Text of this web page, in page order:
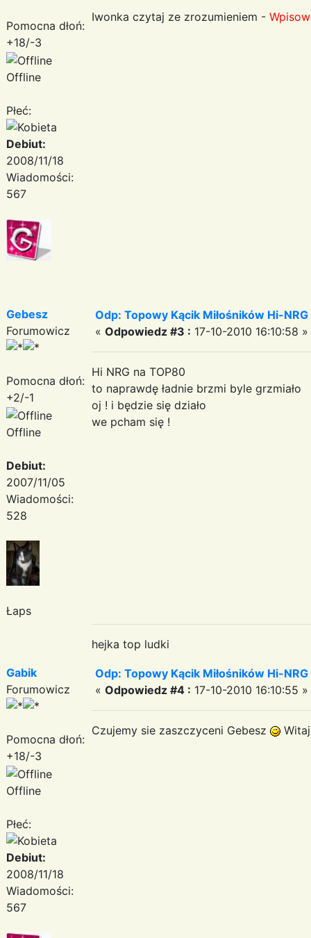
Pomocna dłoń:
+18/-3
Offline
Płeć:
Debiut:
2008/11/18
Wiadomości:
567
Iwonka czytaj ze zrozumieniem -
Gebesz
Forumowicz
Pomocna dłoń:
+2/-1
Offline
Debiut:
2007/11/05
Wiadomości:
528
Łaps
Odp: Topowy Kącik Miłośników Hi-NRG
« Odpowiedz #3 : 17-10-2010 16:10:58 »
Hi NRG na TOP80
to naprawdę ładnie brzmi byle grzmiało
oj ! i będzie się działo
we pcham się !
hejka top ludki
Gabik
Forumowicz
Pomocna dłoń:
+18/-3
Offline
Płeć:
Debiut:
2008/11/18
Wiadomości:
567
Odp: Topowy Kącik Miłośników Hi-NRG
« Odpowiedz #4 : 17-10-2010 16:10:55 »
Czujemy sie zaszczyceni Gebesz